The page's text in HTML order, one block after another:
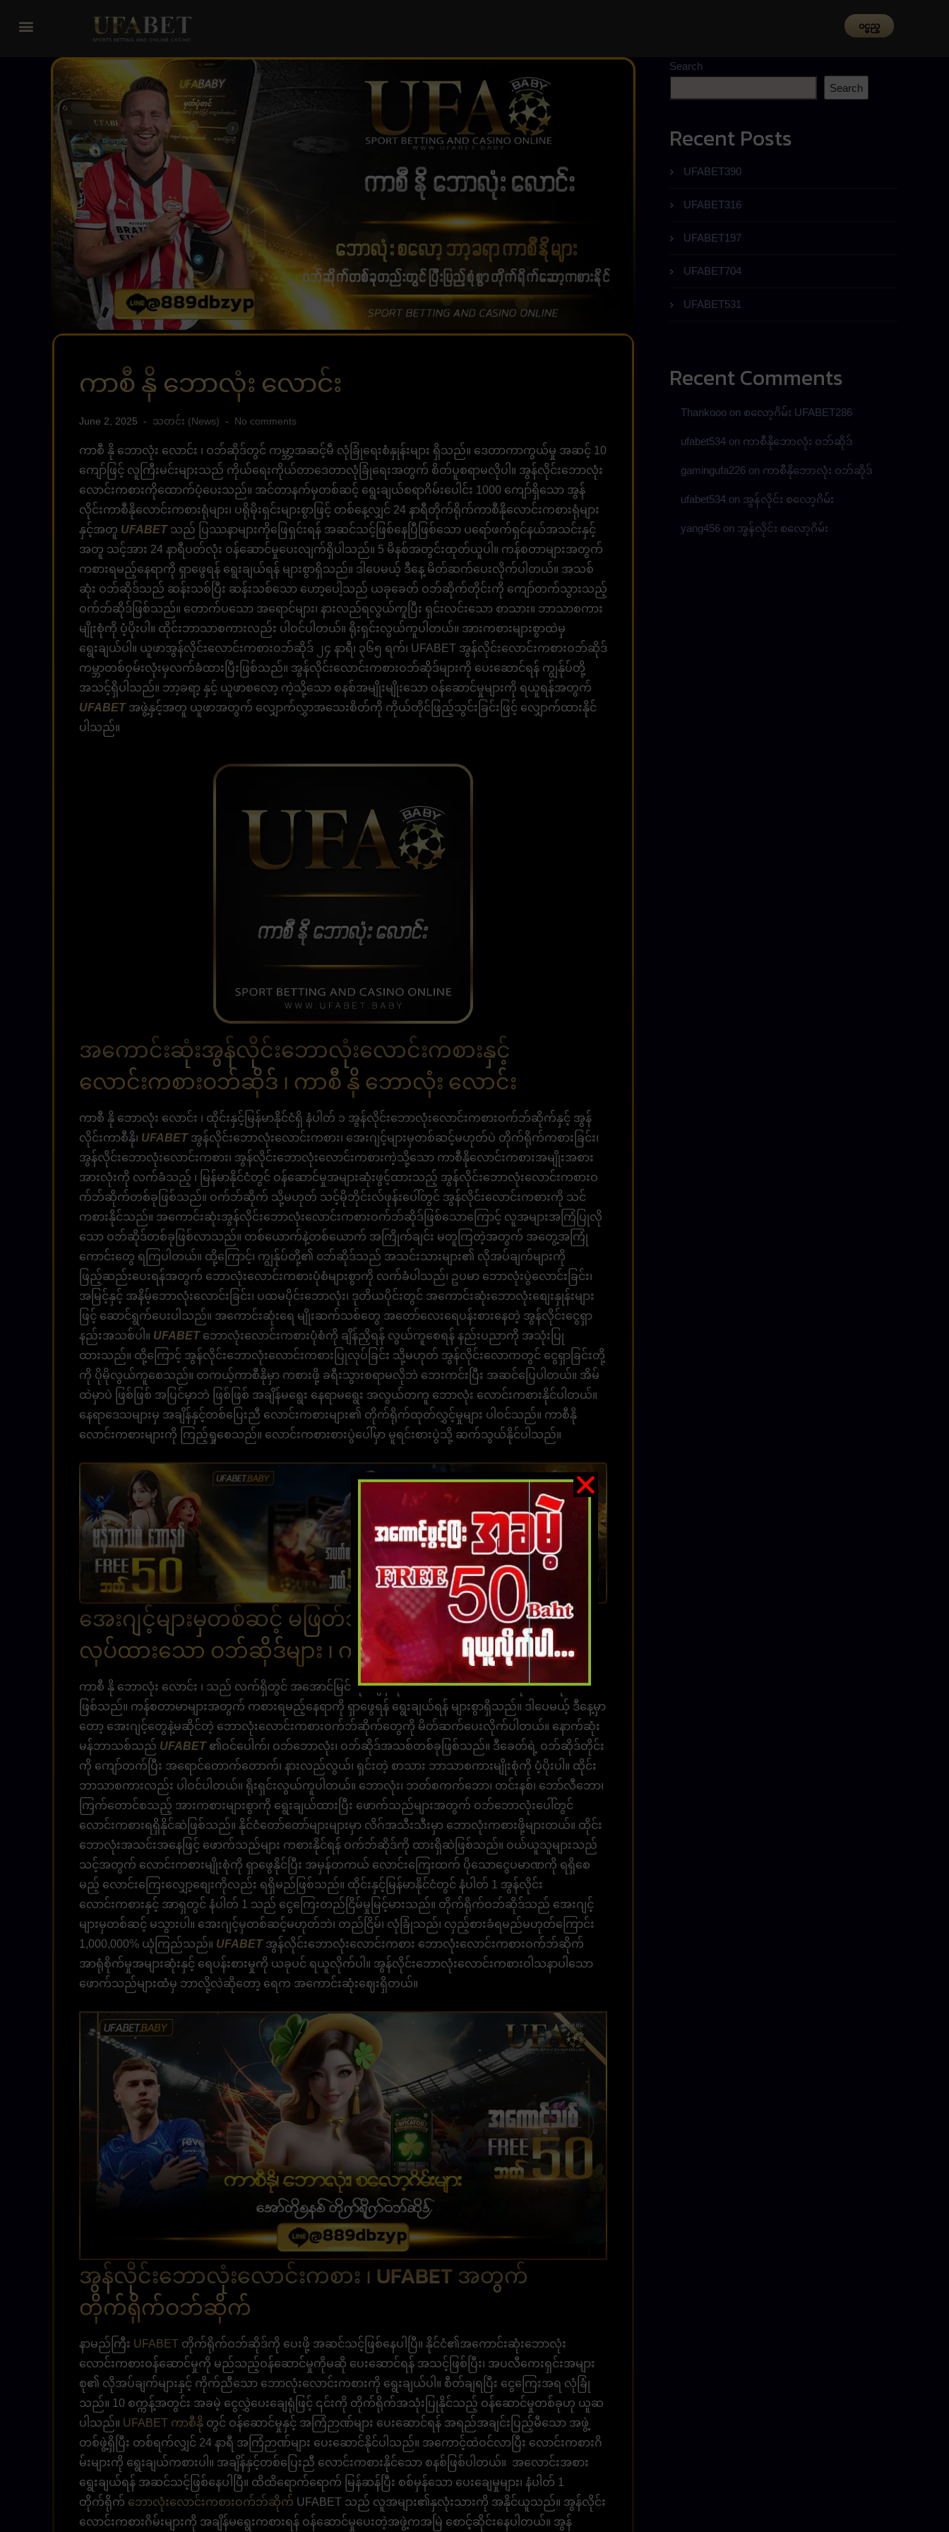
၀င္မည္
ကာစီ နို ဘောလုံး လောင်း
June 2, 2025 သတင်း (News) No comments
ကာစီ နို ဘောလုံး လောင်း ၊ ဝဘ်ဆိုဒ်တွင် ကမ္ဘာ့အဆင့်မီ လုံခြုံရေးစံနှုန်းများ ရှိသည်။ ဒေတာကာကွယ်မှု အဆင့် 10
ကျော်ဖြင့် လူကြီးမင်းများသည် ကိုယ်ရေးကိုယ်တာဒေတာလုံခြုံရေးအတွက် စိတ်ပူစရာမလိုပါ။ အွန်လိုင်းဘောလုံး
လောင်းကစားကိုထောက်ပံ့ပေးသည်။ အင်တာနက်မှတစ်ဆင့် ရွေးချယ်စရာဂိမ်းပေါင်း 1000 ကျော်ရှိသော အွန်
လိုင်းကာစီနိုလောင်းကစားရုံများ၊ ပရိုမိုးရှင်းများစွာဖြင့် တစ်နေ့လျှင် 24 နာရီတိုက်ရိုက်ကာစီနိုလောင်းကစားရုံများ
နှင့်အတူ UFABETသည် ပြဿနာများကိုဖြေရှင်းရန် အဆင်သင့်ဖြစ်နေပြီဖြစ်သော ပရော်ဖက်ရှင်နယ်အသင်းနှင့်
အတူ သင့်အား 24 နာရီပတ်လုံး ဝန်ဆောင်မှုပေးလျက်ရှိပါသည်။ 5 မိနစ်အတွင်းထုတ်ယူပါ။ ကန်စတာများအတွက်
ကစားရမည့်နေရာကို ရှာဖွေရန် ရွေးချယ်ရန် များစွာရှိသည်။ ဒါပေမယ့် ဒီနေ့ မိတ်ဆက်ပေးလိုက်ပါတယ်။ အသစ်
ဆုံး ဝဘ်ဆိုဒ်သည် ဆန်းသစ်ပြီး ဆန်းသစ်သော ဟော့ပေါ့သည် ယခုခေတ် ဝဘ်ဆိုက်တိုင်းကို ကျော်တက်သွားသည့်
ဝက်ဘ်ဆိုဒ်ဖြစ်သည်။ တောက်ပသော အရောင်များ၊ နားလည်ရလွယ်ကူပြီး ရှင်းလင်းသော စာသား။ ဘာသာစကား
မျိုးစုံကို ပံ့ပိုးပါ။ ထိုင်းဘာသာစကားလည်း ပါဝင်ပါတယ်။ ရိုးရှင်းလွယ်ကူပါတယ်။ အားကစားများစွာထဲမှ
ရွေးချယ်ပါ။ ယူဖာအွန်လိုင်းလောင်းကစားဝဘ်ဆိုဒ် ၂၄ နာရီ၊ ၃၆၅ ရက်၊ UFABET အွန်လိုင်းလောင်းကစားဝဘ်ဆိုဒ်
ကမ္ဘာတစ်ဝှမ်းလုံးမှလက်ခံထားပြီးဖြစ်သည်။ အွန်လိုင်းလောင်းကစားဝဘ်ဆိုဒ်များကို ပေးဆောင်ရန် ကျွန်ုပ်တို့
အသင့်ရှိပါသည်။ ဘာ့ခရာ့ နှင့် ယူဖာစလော့ ကဲ့သို့သော စနစ်အမျိုးမျိုးသော ဝန်ဆောင်မှုများကို ရယူရန်အတွက်
UFABETအဖွဲ့နှင့်အတူ ယူဖာအတွက် လျှောက်လွှာအသေးစိတ်ကို ကိုယ်တိုင်ဖြည့်သွင်းခြင်းဖြင့် လျှောက်ထားနိုင်
ပါသည်။
အကောင်းဆုံးအွန်လိုင်းဘောလုံးလောင်းကစားနှင့်
လောင်းကစားဝဘ်ဆိုဒ် ၊ ကာစီ နို ဘောလုံး လောင်း
ကာစီ နို ဘောလုံး လောင်း ၊ ထိုင်းနှင့်မြန်မာနိုင်ငံရှိ နံပါတ် ၁ အွန်လိုင်းဘောလုံးလောင်းကစားဝက်ဘ်ဆိုက်နှင့် အွန်
လိုင်းကာစီနို၊ UFABETအွန်လိုင်းဘောလုံးလောင်းကစား၊ အေးဂျင့်များမှတစ်ဆင့်မဟုတ်ပဲ တိုက်ရိုက်ကစားခြင်း၊
အွန်လိုင်းဘောလုံးလောင်းကစား၊ အွန်လိုင်းဘောလုံးလောင်းကစားကဲ့သို့သော ကာစီနိုလောင်းကစားအမျိုးအစား
အားလုံးကို လက်ခံသည့် ၊ မြန်မာနိုင်ငံတွင် ဝန်ဆောင်မှုအများဆုံးဖွင့်ထားသည့် အွန်လိုင်းဘောလုံးလောင်းကစားဝ
က်ဘ်ဆိုက်တစ်ခုဖြစ်သည်။ ဝက်ဘ်ဆိုက် သို့မဟုတ် သင့်မိုဘိုင်းလ်ဖုန်းပေါ်တွင် အွန်လိုင်းလောင်းကစားကို သင်
ကစားနိုင်သည်။ အကောင်းဆုံးအွန်လိုင်းဘောလုံးလောင်းကစားဝက်ဘ်ဆိုဒ်ဖြစ်သောကြောင့် လူအများအကြံပြုလို
သော ဝဘ်ဆိုဒ်တစ်ခုဖြစ်လာသည်။ တစ်ယောက်နဲ့တစ်ယောက် အကြိုက်ချင်း မတူကြတဲ့အတွက် အတွေ့အကြုံ
ကောင်းတွေ ရကြပါတယ်။ ထို့ကြောင့်၊ ကျွန်ုပ်တို့၏ ၀ဘ်ဆိုဒ်သည် အသင်းသားများ၏ လိုအပ်ချက်များကို
ဖြည့်ဆည်းပေးရန်အတွက် ဘောလုံးလောင်းကစားပုံစံများစွာကို လက်ခံပါသည်၊ ဥပမာ ဘောလုံးပွဲလောင်းခြင်း၊
အမြင့်နှင့် အနိမ့်ဘောလုံးလောင်းခြင်း၊ ပထမပိုင်းဘောလုံး၊ ဒုတိယပိုင်းတွင် အကောင်းဆုံးဘောလုံးစျေးနှုန်းများ
ဖြင့် ဆောင်ရွက်ပေးပါသည်။ အကောင်းဆုံးရေ မျိုးဆက်သစ်တွေ အတော်လေးရေပန်းစားနေတဲ့ အွန်လိုင်းငွေရှာ
နည်းအသစ်ပါ။ UFABETဘောလုံးလောင်းကစားပုံစံကို ချိန်ညှိရန် လွယ်ကူစေရန် နည်းပညာကို အသုံးပြု
ထားသည်။ ထို့ကြောင့် အွန်လိုင်းဘောလုံးလောင်းကစားပြုလုပ်ခြင်း သို့မဟုတ် အွန်လိုင်းလောကတွင် ငွေရှာခြင်းတို့
ကို ပိုမိုလွယ်ကူစေသည်။ တကယ့်ကာစီနိုမှာ ကစားဖို့ ခရီးသွားစရာမလိုဘဲ ဘေးကင်းပြီး အဆင်ပြေပါတယ်။ အိမ်
ထဲမှာပဲ ဖြစ်ဖြစ် အပြင်မှာဘဲ ဖြစ်ဖြစ် အချိန်မရွေး နေရာမရွေး အလွယ်တကူ ဘောလုံး လောင်းကစားနိုင်ပါတယ်။
နေရာဒေသများမှ အချိန်နှင့်တစ်ပြေးညီ လောင်းကစားများ၏ တိုက်ရိုက်ထုတ်လွှင့်မှုများ ပါဝင်သည်။ ကာစီနို
လောင်းကစားများကို ကြည့်ရှုစေသည်။ လောင်းကစားစားပွဲပေါ်မှာ မူရင်းစားပွဲသို့ ဆက်သွယ်နိုင်ပါသည်။
အေးဂျင့်များမှတစ်ဆင့် မဖြတ်သန်းဘဲ ကျွန်ုပ်တို့၏ တွဲဖက်
လုပ်ထားသော ဝဘ်ဆိုဒ်များ ၊ ကာစီ နို ဘောလုံး လောင်း
ကာစီ နို ဘောလုံး လောင်း ၊ သည် လက်ရှိတွင် အအောင်မြင်ဆုံး အွန်လိုင်းလောင်းကစားဝက်ဘ်ဆိုက်တစ်ခု
ဖြစ်သည်။ ကန်စတာမာများအတွက် ကစားရမည့်နေရာကို ရှာဖွေရန် ရွေးချယ်ရန် များစွာရှိသည်။ ဒါပေမယ့် ဒီနေ့မှာ
တော့ အေးဂျင့်တွေနဲ့မဆိုင်တဲ့ ဘောလုံးလောင်းကစားဝက်ဘ်ဆိုက်တွေကို မိတ်ဆက်ပေးလိုက်ပါတယ်။ နောက်ဆုံး
မန်ဘာသစ်သည် UFABET၏ဝင်ပေါက်၊ ဝဘ်ဘောလုံး၊ ဝဘ်ဆိုဒ်အသစ်တစ်ခုဖြစ်သည်။ ဒီခေတ်ရဲ့ ဝဘ်ဆိုဒ်တိုင်း
ကို ကျော်တက်ပြီး အရောင်တောက်တောက်၊ နားလည်လွယ်၊ ရှင်းတဲ့ စာသား ဘာသာစကားမျိုးစုံကို ပံ့ပိုးပါ။ ထိုင်း
ဘာသာစကားလည်း ပါဝင်ပါတယ်။ ရိုးရှင်းလွယ်ကူပါတယ်။ ဘောလုံး၊ ဘတ်စကက်ဘော၊ တင်းနစ်၊ ဘော်လီဘော၊
ကြက်တောင်စသည့် အားကစားများစွာကို ရွေးချယ်ထားပြီး ဖောက်သည်များအတွက် ဝဘ်ဘောလုံးပေါ်တွင်
လောင်းကစားရရှိနိုင်ဆဲဖြစ်သည်။ နိုင်ငံတော်တော်များများမှာ လိဂ်အသီးသီးမှာ ဘောလုံးကစားဖို့များတယ်။ ထိုင်း
ဘောလုံးအသင်းအနေဖြင့် ဖောက်သည်များ ကစားနိုင်ရန် ဝက်ဘ်ဆိုဒ်ကို ထားရှိဆဲဖြစ်သည်။ ဝယ်ယူသူများသည်
သင့်အတွက် လောင်းကစားမျိုးစုံကို ရှာဖွေနိုင်ပြီး အမှန်တကယ် လောင်းကြေးထက် ပိုသောငွေပမာဏကို ရရှိစေ
မည့် လောင်းကြေးလျှော့စျေးကိုလည်း ရရှိမည်ဖြစ်သည်။ ထိုင်းနှင့်မြန်မာနိုင်ငံတွင် နံပါတ် 1 အွန်လိုင်း
လောင်းကစားနှင့် အာရှတွင် နံပါတ် 1 သည် ငွေကြေးတည်ငြိမ်မှုမြင့်မားသည်။ တိုက်ရိုက်ဝဘ်ဆိုဒ်သည် အေးဂျင့်
များမှတစ်ဆင့် မသွားပါ။ အေးဂျင့်မှတစ်ဆင့်မဟုတ်ဘဲ၊ တည်ငြိမ်၊ လုံခြုံသည်၊ လှည့်စားခံရမည်မဟုတ်ကြောင်း
1,000,000% ယုံကြည်သည်။ UFABETအွန်လိုင်းဘောလုံးလောင်းကစား ဘောလုံးလောင်းကစားဝက်ဘ်ဆိုက်
အာရုံစိုက်မှုအများဆုံးနှင့် ရေပန်းစားမှုကို ယခုပင် ရယူလိုက်ပါ။ အွန်လိုင်းဘောလုံးလောင်းကစားဝါသနာပါသော
ဖောက်သည်များထံမှ ဘာလို့လဲဆိုတော့ ရေက အကောင်းဆုံးဈေးရှိတယ်။
အွန်လိုင်းဘောလုံးလောင်းကစား ၊ UFABET အတွက်
တိုက်ရိုက်ဝဘ်ဆိုက်
နာမည်ကြီး UFABET တိုက်ရိုက်ဝဘ်ဆိုဒ်ကို ပေးဖို့ အဆင်သင့်ဖြစ်နေပါပြီ။ နိုင်ငံ၏အကောင်းဆုံးဘောလုံး
လောင်းကစားဝန်ဆောင်မှုကို မည်သည့်ဝန်ဆောင်မှုကိုမဆို ပေးဆောင်ရန် အသင့်ဖြစ်ပြီး၊ အပလီကေးရှင်းအများ
စု၏ လိုအပ်ချက်များနှင့် ကိုက်ညီသော ဘောလုံးလောင်းကစားကို ရွေးချယ်ပါ။ စီတ်ချရပြီး ငွေကြေးအရ လုံခြုံ
သည်။ 10 စက္ကန့်အတွင်း အခမဲ့ ငွေလွှဲပေးချေရုံဖြင့် ၎င်းကို တိုက်ရိုက်အသုံးပြုနိုင်သည့် ဝန်ဆောင်မှုတစ်ခုဟု ယူဆ
ပါသည်။ UFABET ကာစီနို တွင် ဝန်ဆောင်မှုနှင့် အကြံဉာဏ်များ ပေးဆောင်ရန် အရည်အချင်းပြည့်မီသော အဖွဲ့
တစ်ဖွဲ့ရှိပြီး တစ်ရက်လျှင် 24 နာရီ အကြံဉာဏ်များ ပေးဆောင်နိုင်ပါသည်။ အကောင့်ထဲဝင်လာပြီး လောင်းကစားဂိ
မ်းများကို ရွေးချယ်ကစားပါ။ အချိန်နှင့်တစ်ပြေးညီ လောင်းကစားနိုင်သော စနစ်ဖြစ်ပါတယ်။ အလောင်းအစား
ရွေးချယ်ရန် အဆင်သင့်ဖြစ်နေပါပြီ။ ထိထိရောက်ရောက် မြန်ဆန်ပြီး စစ်မှန်သော ပေးချေမှုများ၊ နံပါတ် 1
တိုက်ရိုက် ဘောလုံးလောင်းကစားဝက်ဘ်ဆိုက် UFABET သည် လူအများ၏နှလုံးသားကို အနိုင်ယူသည်။ အွန်လိုင်း
လောင်းကစားဂိမ်းများကို အချိန်မရွေးကစားရန် ဝန်ဆောင်မှုပေးတဲ့အဖွဲ့ကအမြဲ စောင့်ဆိုင်းနေပါတယ်။ အွန်
Search
Search
Recent Posts
UFABET390
UFABET316
UFABET197
UFABET704
UFABET531
Recent Comments
Thankooo on စလော့ဂိမ်း UFABET286
ufabet534 on ကာစီနိုဘောလုံး ဝဘ်ဆိုဒ်
gamingufa226 on ကာစီနိုဘောလုံး ဝဘ်ဆိုဒ်
ufabet534 on အွန်လိုင်း စလော့ဂိမ်း
yang456 on အွန်လိုင်း စလော့ဂိမ်း